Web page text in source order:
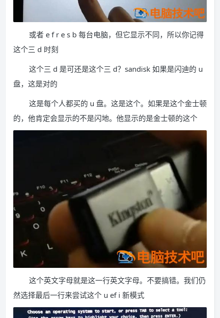
或者 e f r e s b 每台电脑，但它显示不同，所以你记得
这个三 d 时刻
这个三 d 是可还是这个三 d？sandisk 如果是闪迪的 u
盘，这是对的
这是每个人都买的 u 盘。这是这个。如果是这个金士顿
的，他肯定会显示的不是闪地。他显示的是金士顿的这个
这个英文字母就是这一行英文字母。不要搞错。我们仍
然选择最后一行来尝试这个 u ef i 新模式